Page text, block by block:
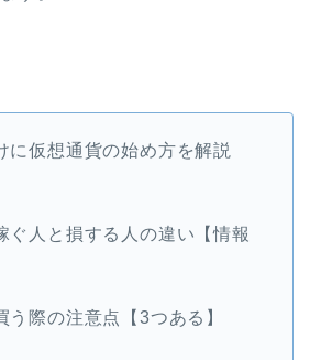
に仮想通貨の始め方を解説
ぐ人と損する人の違い【情報
う際の注意点【3つある】